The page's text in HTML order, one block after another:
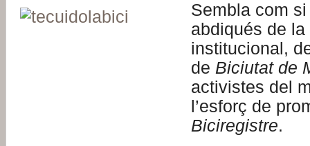
Sembla com
abdiqués de
institucional,
de Biciutat de
activistes del
l’esforç de
Biciregistre.